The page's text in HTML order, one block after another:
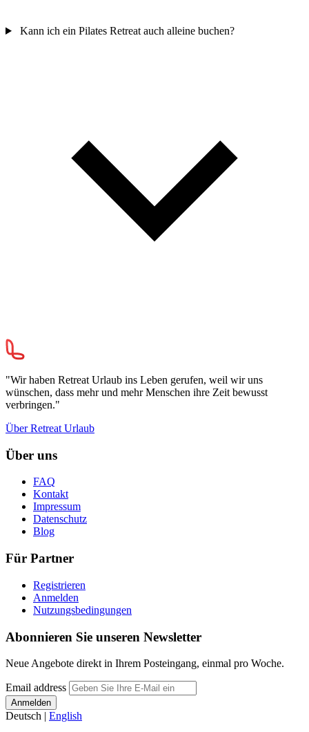
Kann ich ein Pilates Retreat auch alleine buchen?
"Wir haben Retreat Urlaub ins Leben gerufen, weil wir uns
wünschen, dass mehr und mehr Menschen ihre Zeit bewusst
verbringen."
Über Retreat Urlaub
Über uns
FAQ
Kontakt
Impressum
Datenschutz
Blog
Für Partner
Registrieren
Anmelden
Nutzungsbedingungen
Abonnieren Sie unseren Newsletter
Neue Angebote direkt in Ihrem Posteingang, einmal pro Woche.
Email address
Deutsch | English